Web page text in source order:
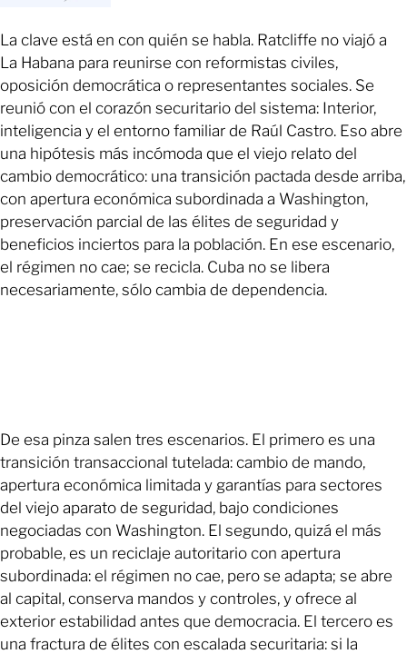
La clave está en con quién se habla. Ratcliffe no viajó a
La Habana para reunirse con reformistas civiles,
oposición democrática o representantes sociales. Se
reunió con el corazón securitario del sistema: Interior,
inteligencia y el entorno familiar de Raúl Castro. Eso abre
una hipótesis más incómoda que el viejo relato del
cambio democrático: una transición pactada desde arriba,
con apertura económica subordinada a Washington,
preservación parcial de las élites de seguridad y
beneficios inciertos para la población. En ese escenario,
el régimen no cae; se recicla. Cuba no se libera
necesariamente, sólo cambia de dependencia.
De esa pinza salen tres escenarios. El primero es una
transición transaccional tutelada: cambio de mando,
apertura económica limitada y garantías para sectores
del viejo aparato de seguridad, bajo condiciones
negociadas con Washington. El segundo, quizá el más
probable, es un reciclaje autoritario con apertura
subordinada: el régimen no cae, pero se adapta; se abre
al capital, conserva mandos y controles, y ofrece al
exterior estabilidad antes que democracia. El tercero es
una fractura de élites con escalada securitaria: si la